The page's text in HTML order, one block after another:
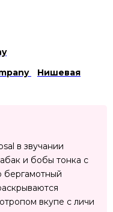
Нишевая
в звучании
и бобы тонка с
бергамотный
вкупе с личи